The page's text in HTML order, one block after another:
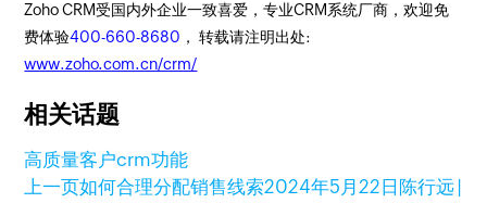
Zoho CRM受国内外企业一致喜爱，专业CRM系统厂商，欢迎免
费体验400-660-8680 ， 转载请注明出处:
www.zoho.com.cn/crm/
相关话题
高质量客户crm功能
上一页如何合理分配销售线索2024年5月22日 陈行远 |